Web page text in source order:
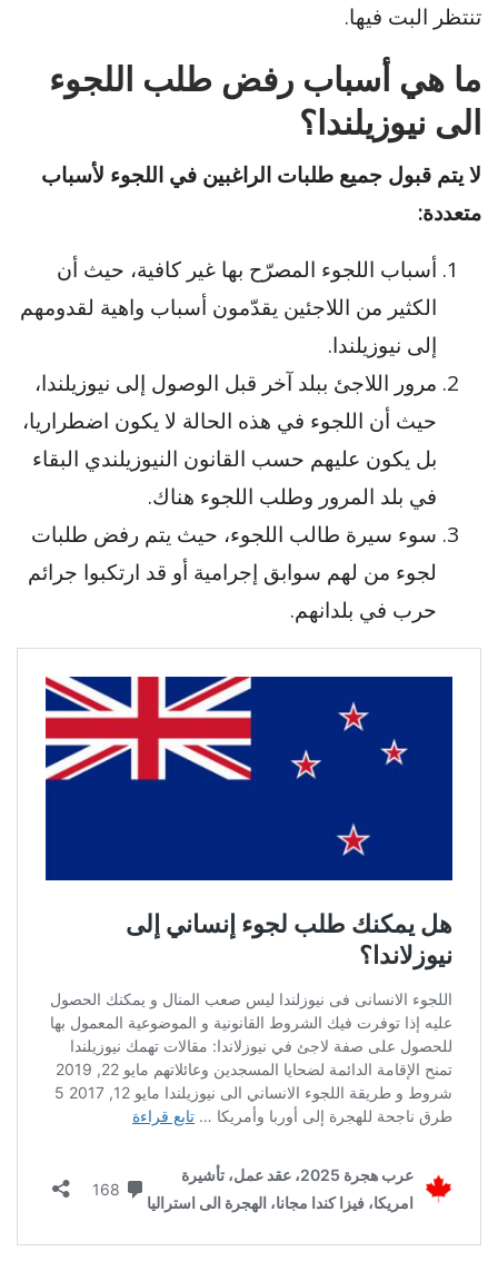
تنتظر البت فيها.
ما هي أسباب رفض طلب اللجوء
الى نيوزيلندا؟
لا يتم قبول جميع طلبات الراغبين في اللجوء لأسباب
متعددة:
أسباب اللجوء المصرّح بها غير كافية، حيث أن
الكثير من اللاجئين يقدّمون أسباب واهية لقدومهم
إلى نيوزيلندا.
مرور اللاجئ ببلد آخر قبل الوصول إلى نيوزيلندا،
حيث أن اللجوء في هذه الحالة لا يكون اضطراريا،
بل يكون عليهم حسب القانون النيوزيلندي البقاء
في بلد المرور وطلب اللجوء هناك.
سوء سيرة طالب اللجوء، حيث يتم رفض طلبات
لجوء من لهم سوابق إجرامية أو قد ارتكبوا جرائم
حرب في بلدانهم.